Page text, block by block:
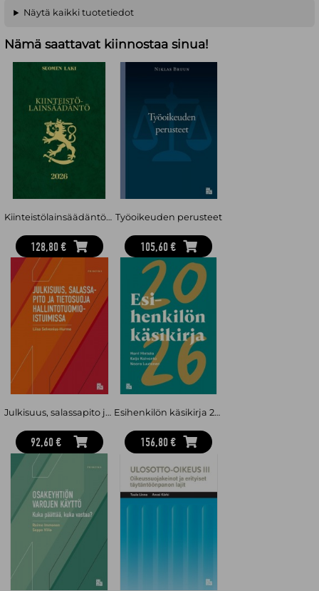
muuhun lainsäädäntöön, jossa viitataan liiketoimintakieltoon,
esimerkiksi kelpoisuuteen vaikuttavana seikkana.
Kirja on suunnattu ensisijaisesti juristikunnalle tuomioistuimissa,
asianajajille ja muille juristeille, kuten erityisesti harmaan
talouden ja talousrikosten tutkijoille. Teos soveltuu hyvin myös
oppikirjakäyttöön. Lisäksi siitä hyötyvät elinkeinonharjoittajat.
oikeuden professorina Vaasan yliopistossa. Hän on kirjoittanut ja
toimittanut yli 50 teosta sekä noin 150 artikkelia oikeustieteestä ja
sen lähialoilta. Määttä on toiminut esimerkiksi
talousrikostorjunnan johtoryhmänjäsenenä ja laatinut
tutkimuksia muun muassa vero-oikeudesta, harmaasta
taloudesta ja talousrikollisuudesta. Lisäksi hän on toiminut
lainsoveltamistehtävissä sekä konsultointi- ja
asiantuntijatehtävissä.
Näytä kaikki tuotetiedot
Nämä saattavat kiinnostaa sinua!
Kiinteistölainsäädäntö 2026
128,80 €
Työoikeuden perusteet
105,60 €
Julkisuus, salassapito ja tietosuoja hallintotuomioistuimissa
92,60 €
Esihenkilön käsikirja 2026
156,80 €